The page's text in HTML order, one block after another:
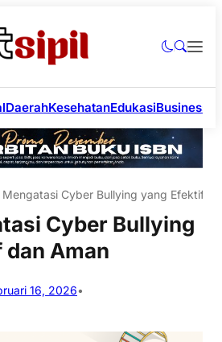
DaerahKesehatanEdukasiBusiness
Mengatasi Cyber Bullying yang Efektif
Cyber Bullying
Aman
16, 2026•